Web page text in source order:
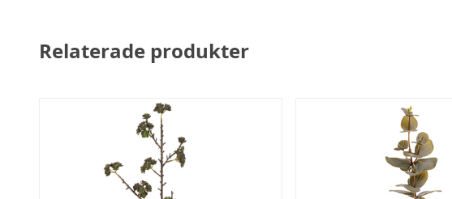
Relaterade produkter